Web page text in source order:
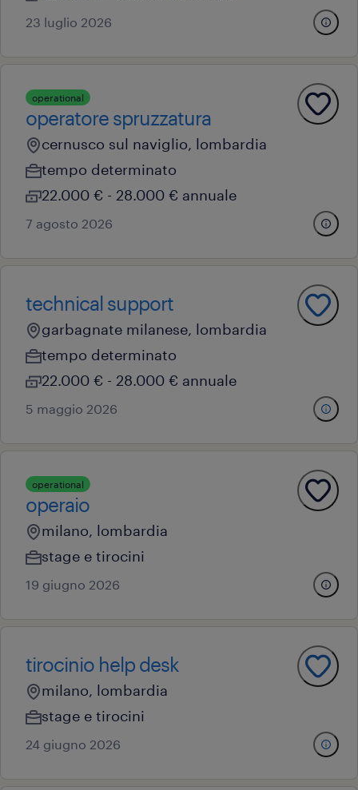
23 luglio 2026
operational
operatore spruzzatura
cernusco sul naviglio, lombardia
tempo determinato
22.000 € - 28.000 € annuale
7 agosto 2026
technical support
garbagnate milanese, lombardia
tempo determinato
22.000 € - 28.000 € annuale
5 maggio 2026
operational
operaio
milano, lombardia
stage e tirocini
19 giugno 2026
tirocinio help desk
milano, lombardia
stage e tirocini
24 giugno 2026